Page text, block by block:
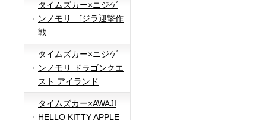
タイムズカー×ニジゲ
ンノモリ ゴジラ迎撃作
戦
タイムズカー×ニジゲ
ンノモリ ドラゴンクエ
スト アイランド
タイムズカー×AWAJI
HELLO KITTY APPLE